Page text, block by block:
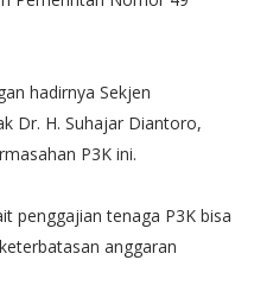
hadirnya Sekjen
Dr. H. Suhajar Diantoro,
P3K ini.
penggajian tenaga P3K bisa
anggaran